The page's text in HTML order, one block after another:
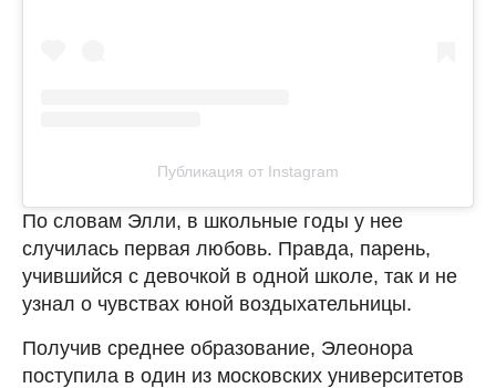
Публикация от Instagram
По словам Элли, в школьные годы у нее
случилась первая любовь. Правда, парень,
учившийся с девочкой в одной школе, так и не
узнал о чувствах юной воздыхательницы.
Получив среднее образование, Элеонора
поступила в один из московских университетов